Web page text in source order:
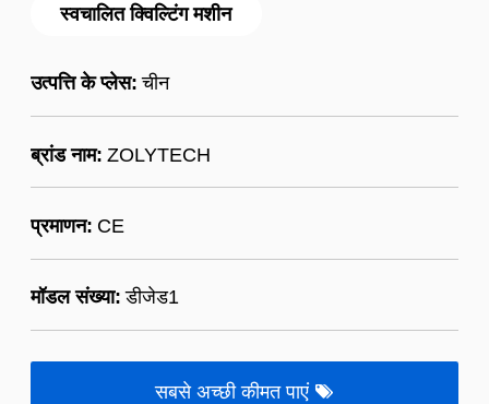
स्वचालित क्विल्टिंग मशीन
उत्पत्ति के प्लेस: चीन
ब्रांड नाम: ZOLYTECH
प्रमाणन: CE
मॉडल संख्या: डीजेड1
सबसे अच्छी कीमत पाएं